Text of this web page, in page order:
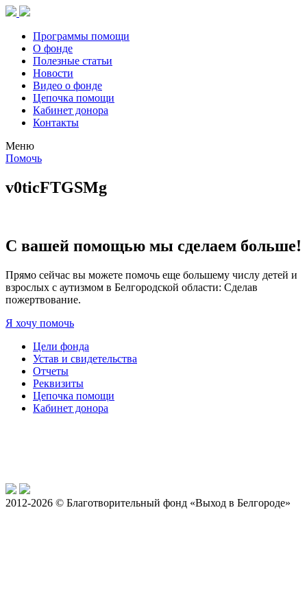
Программы помощи
О фонде
Полезные статьи
Новости
Видео о фонде
Цепочка помощи
Кабинет донора
Контакты
Меню
Помочь
v0ticFTGSMg
С вашей помощью мы сделаем больше!
Прямо сейчас вы можете помочь еще большему числу детей и
взрослых с аутизмом в Белгородской области: Сделав
пожертвование.
Я хочу помочь
Цели фонда
Устав и свидетельства
Отчеты
Реквизиты
Цепочка помощи
Кабинет донора
2012-2026 © Благотворительный фонд «Выход в Белгороде»